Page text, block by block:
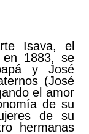
Isava, el
en 1883, se
y José
(José
el amor
de su
de su
hermanas